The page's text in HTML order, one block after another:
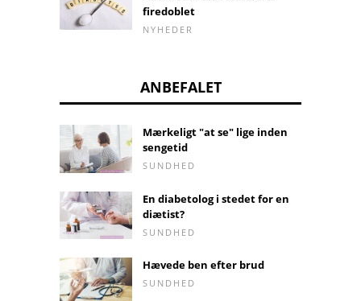
firedoblet
NYHEDER
ANBEFALET
Mærkeligt "at se" lige inden
sengetid
SUNDHED
En diabetolog i stedet for en
diætist?
SUNDHED
Hævede ben efter brud
SUNDHED